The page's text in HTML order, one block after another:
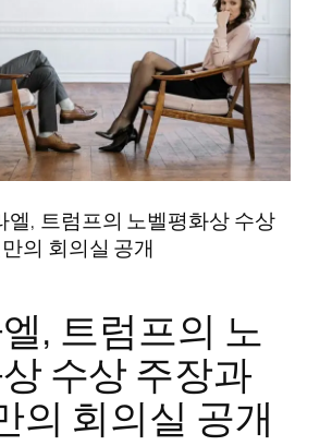
엘, 트럼프의 노벨평화상 수상
의 회의실 공개
, 트럼프의 노
수상 주장과
의 회의실 공개